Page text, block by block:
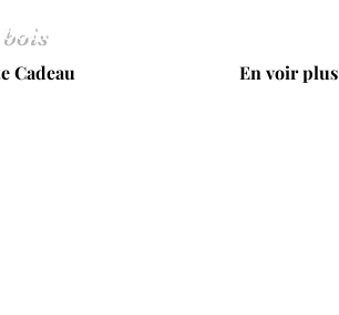
bois
Cadeau En voir plus